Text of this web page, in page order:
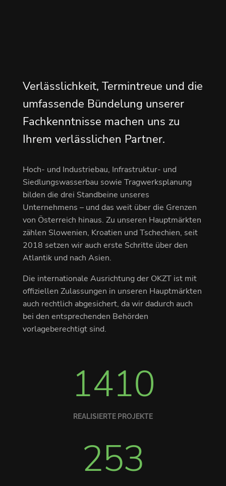
Verlässlichkeit, Termintreue und die
umfassende Bündelung unserer
Fachkenntnisse machen uns zu
Ihrem verlässlichen Partner.
Hoch- und Industriebau, Infrastruktur- und
Siedlungswasserbau sowie Tragwerksplanung
bilden die drei Standbeine unseres
Unternehmens – und das weit über die Grenzen
von Österreich hinaus. Zu unseren Hauptmärkten
zählen Slowenien, Kroatien und Tschechien, seit
2018 setzen wir auch erste Schritte über den
Atlantik und nach Asien.
Die internationale Ausrichtung der OKZT ist mit
offiziellen Zulassungen in unseren Hauptmärkten
auch rechtlich abgesichert, da wir dadurch auch
bei den entsprechenden Behörden
vorlageberechtigt sind.
1410
REALISIERTE PROJEKTE
253